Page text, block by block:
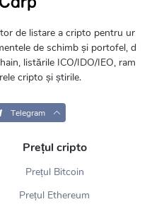
de listare a cripto pentru ur
de schimb și portofel, d
listările ICO/IDO/IEO, ram
cripto și știrile.
Telegram
Prețul cripto
Prețul Bitcoin
Prețul Ethereum